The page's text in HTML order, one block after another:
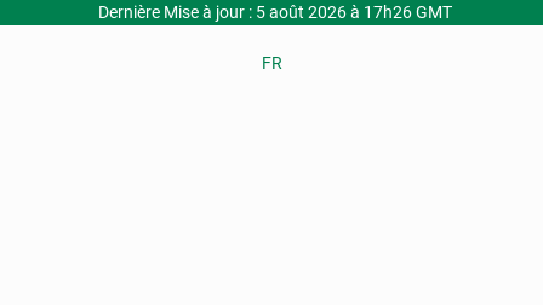
Dernière Mise à jour : 5 août 2026 à 17h26 GMT
FR